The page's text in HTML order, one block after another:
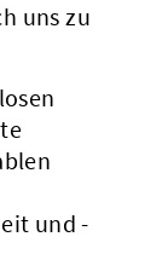
uns zu
und -